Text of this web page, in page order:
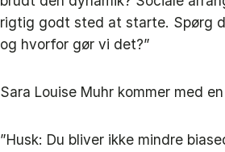
rigtig godt sted at starte. Spørg
og hvorfor gør vi det?”
Sara Louise Muhr kommer med
”Husk: Du bliver ikke mindre